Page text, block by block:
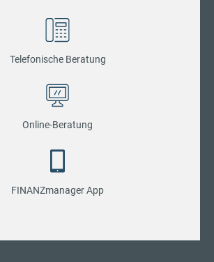
Telefonische Beratung
Online-Beratung
FINANZmanager App